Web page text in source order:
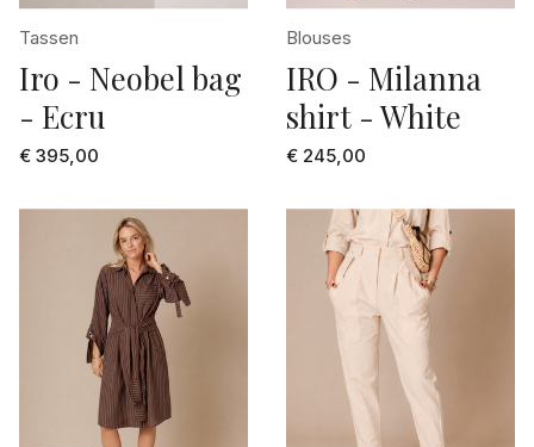
Tassen
Iro - Neobel bag
- Ecru
€ 395,00
Blouses
IRO - Milanna
shirt - White
€ 245,00